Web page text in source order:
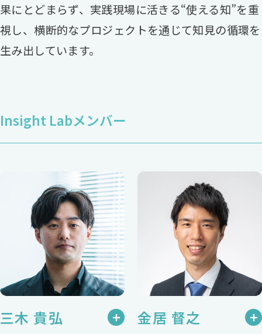
果にとどまらず、実践現場に活きる“使える知”を重
視し、横断的なプロジェクトを通じて知見の循環を
生み出しています。
Insight Labメンバー
三木 貴弘 金居 督之